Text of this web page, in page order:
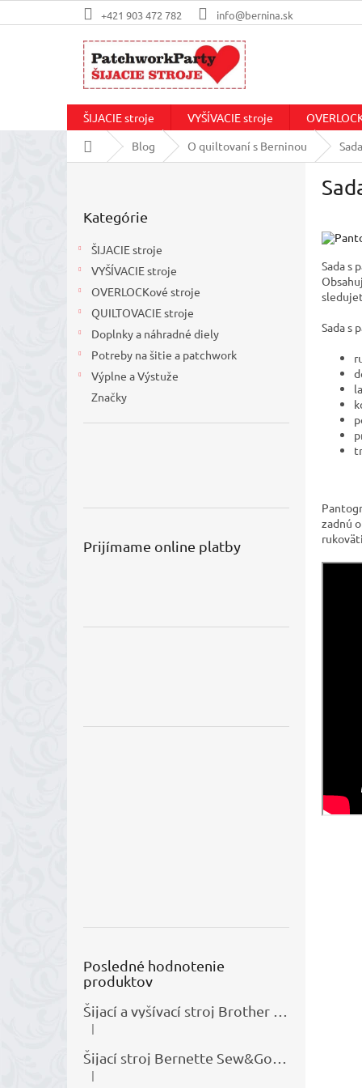
na
+421 903 472 782 info@bernina.sk
ŠIJACIE stroje VYŠÍVACIE stroje
DomovBlog O quiltovaní s Berninou
kategórie
Kategórie
ŠIJACIE stroje
VYŠÍVACIE stroje
OVERLOCKové stroje
QUILTOVACIE stroje
Doplnky a náhradné diely
Potreby na šitie a patchwork
Výplne a Výstuže
Značky
Prijímame online platby
Posledné hodnotenie
produktov
Hodnotenie produktu je 5 z 5 hviezdičiek.
|
Hodnotenie produktu je 5 z 5 hviezdičiek.
|
Sada s
Sada s
zadnú